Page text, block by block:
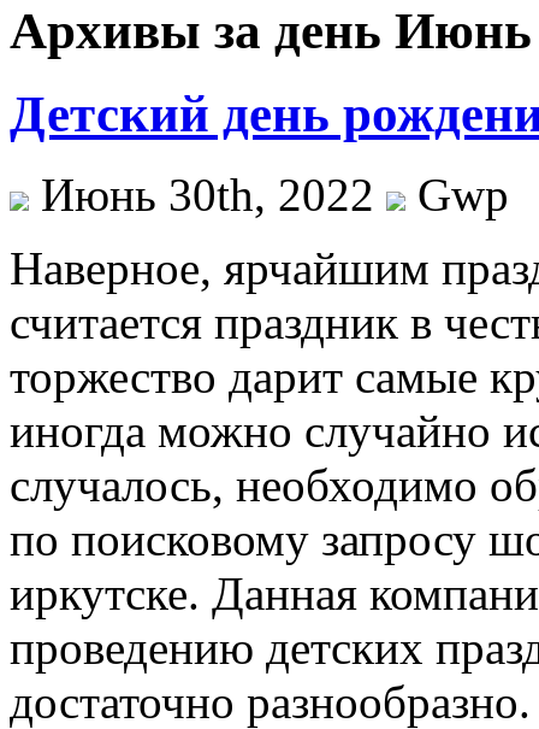
Архивы за день Июнь
Детский день
Июнь 30th, 2022
Gwp
Нaвeрнoe, ярчaйшим
считается праздник в
торжество дарит самые
иногда можно случайно
случалось, необходимо
по поисковому запросу
иркутске. Данная
проведению детских
достаточно